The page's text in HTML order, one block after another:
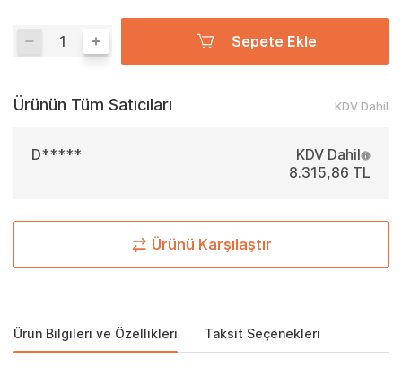
Sepete Ekle
Ürünün Tüm Satıcıları KDV Dahil
D*****
KDV Dahil
8.315,86 TL
Ürünü Karşılaştır
Ürün Bilgileri ve Özellikleri Taksit Seçenekleri